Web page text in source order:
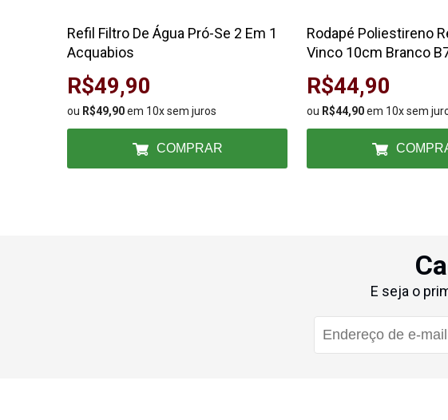
Refil Filtro De Água Pró-Se 2 Em 1
Acquabios
R$49,90
ou R$49,90em 10x sem juros
COMPRAR
Rodapé Poliestireno
Vinco 10cm Branco
Bellitas
R$44,90
ou R$44,90em 10x sem
E seja o